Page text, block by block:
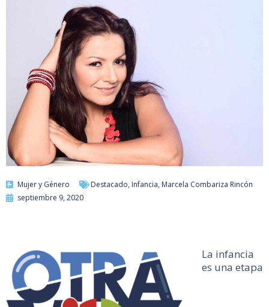
Mujer y Género Destacado, Infancia, Marcela Combariza Rincón
septiembre 9, 2020
La infancia
es una etapa